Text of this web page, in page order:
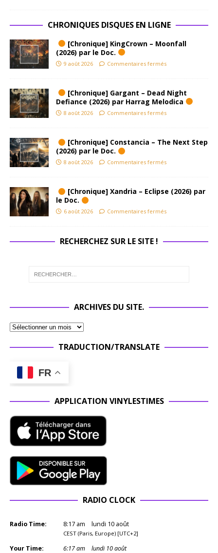
CHRONIQUES DISQUES EN LIGNE
[Chronique] KingCrown – Moonfall
(2026) par le Doc.
9 août 2026 Commentaires fermés
[Chronique] Gargant – Dead Night
Defiance (2026) par Harrag Melodica
8 août 2026 Commentaires fermés
[Chronique] Constancia – The Next Step
(2026) par le Doc.
8 août 2026 Commentaires fermés
[Chronique] Xandria – Eclipse (2026) par
le Doc.
6 août 2026 Commentaires fermés
RECHERCHEZ SUR LE SITE !
ARCHIVES DU SITE.
TRADUCTION/TRANSLATE
FR
APPLICATION VINYLESTIMES
RADIO CLOCK
Radio Time: 8:17 am lundi 10 août
CEST (Paris, Europe) [UTC+2]
Your Time: 6:17am lundi 10 août